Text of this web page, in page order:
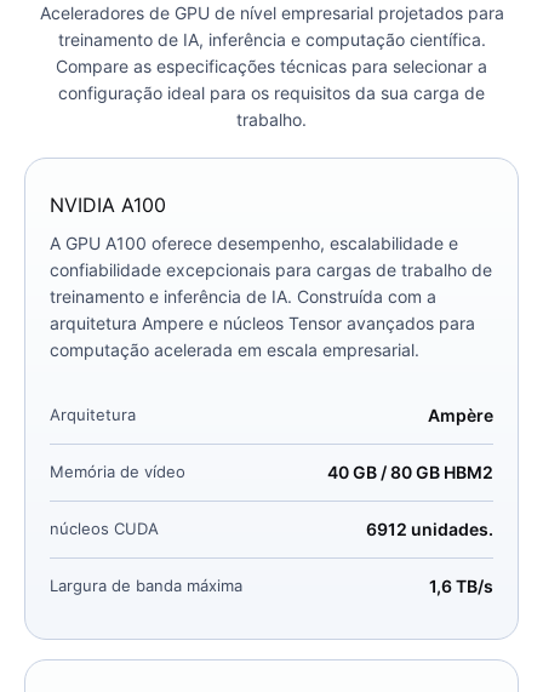
Aceleradores de GPU de nível empresarial projetados para
treinamento de IA, inferência e computação científica.
Compare as especificações técnicas para selecionar a
configuração ideal para os requisitos da sua carga de
trabalho.
NVIDIA A100
A GPU A100 oferece desempenho, escalabilidade e
confiabilidade excepcionais para cargas de trabalho de
treinamento e inferência de IA. Construída com a
arquitetura Ampere e núcleos Tensor avançados para
computação acelerada em escala empresarial.
Arquitetura Ampère
Memória de vídeo 40 GB / 80 GB HBM2
núcleos CUDA 6912 unidades.
Largura de banda máxima 1,6 TB/s